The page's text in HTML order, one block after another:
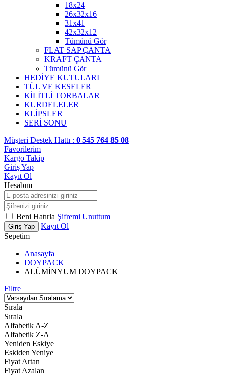
18x24
26x32x16
31x41
42x32x12
Tümünü Gör
FLAT SAP ÇANTA
KRAFT ÇANTA
Tümünü Gör
HEDİYE KUTULARI
TÜL VE KESELER
KİLİTLİ TORBALAR
KURDELELER
KLİPSLER
SERİ SONU
Müşteri Destek Hattı : 0 545 764 85 08
Favorilerim
Kargo Takip
Giriş Yap
Kayıt Ol
Hesabım
Beni Hatırla Şifremi Unuttum
Giriş Yap
Kayıt Ol
Sepetim
Anasayfa
DOYPACK
ALÜMİNYUM DOYPACK
Filtre
Sırala
Sırala
Alfabetik A-Z
Alfabetik Z-A
Yeniden Eskiye
Eskiden Yeniye
Fiyat Artan
Fiyat Azalan